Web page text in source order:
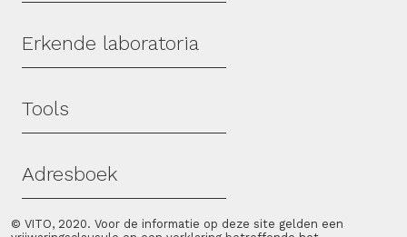
Erkende laboratoria
Tools
Adresboek
© VITO, 2020. Voor de informatie op deze site gelden een